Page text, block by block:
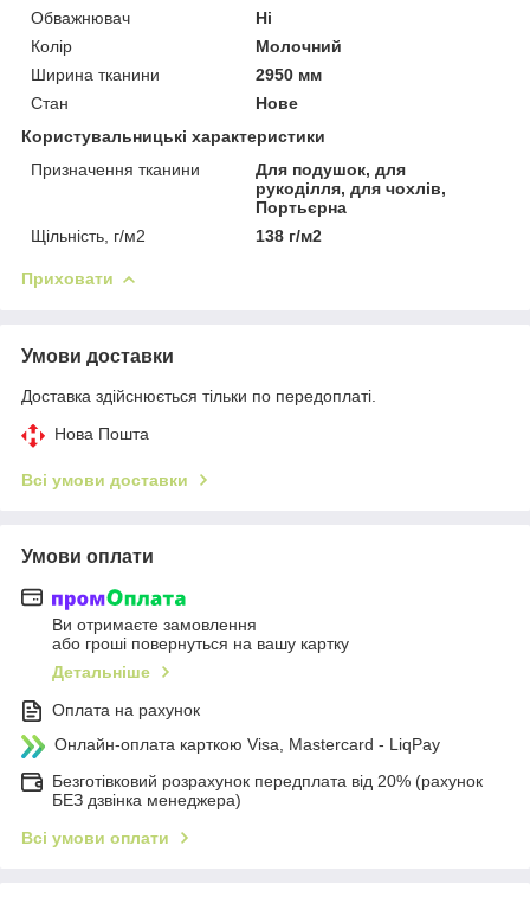
Обважнювач
Ні
Колір
Молочний
Ширина тканини
2950 мм
Стан
Нове
Користувальницькі характеристики
Призначення тканини
Для подушок, для
рукоділля, для чохлів,
Портьєрна
Щільність, г/м2
138 г/м2
Приховати
Умови доставки
Доставка здійснюється тільки по передоплаті.
Нова Пошта
Всі умови доставки
Умови оплати
Ви отримаєте замовлення
або гроші повернуться на вашу картку
Детальніше
Оплата на рахунок
Онлайн-оплата карткою Visa, Mastercard - LiqPay
Безготівковий розрахунок передплата від 20% (рахунок
БЕЗ дзвінка менеджера)
Всі умови оплати